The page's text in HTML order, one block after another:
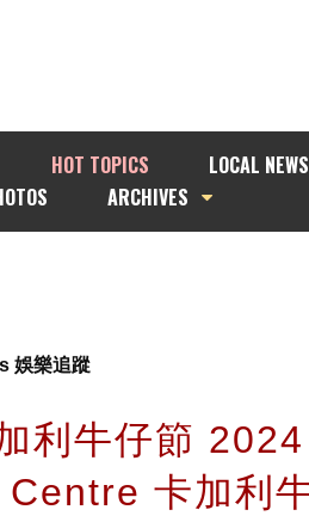
HOT TOPICS
LOCAL NEWS
ARCHIVES
娛樂追蹤
加利牛仔節
Centre 卡加利